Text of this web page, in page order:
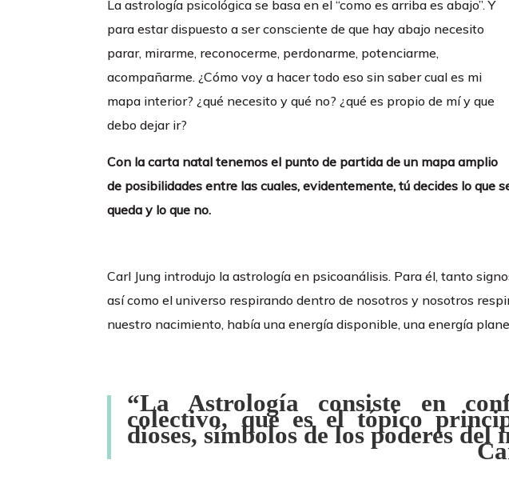
La astrología psicológica se basa en el “como es arriba es abajo”. Y
para estar dispuesto a ser consciente de que hay abajo necesito
parar, mirarme, reconocerme, perdonarme, potenciarme,
acompañarme. ¿Cómo voy a hacer todo eso sin saber cual es mi
mapa interior? ¿qué necesito y qué no? ¿qué es propio de mí y que
debo dejar ir?
Con la carta natal tenemos el punto de partida de un mapa amplio
de posibilidades entre las cuales, evidentemente, tú decides lo que
queda y lo que no.
Carl Jung introdujo la astrología en psicoanálisis. Para él, tanto
así como el universo respirando dentro de nosotros y nosotros
nuestro nacimiento, había una energía disponible, una energía
“La Astrología consiste en
colectivo, que es el tópico
dioses, símbolos de los poderes del